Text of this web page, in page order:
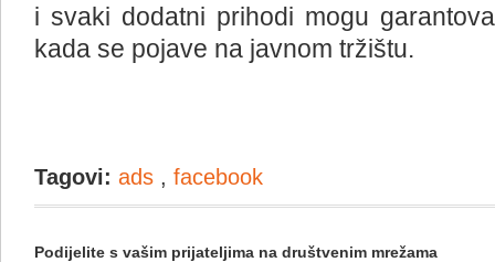
i svaki dodatni prihodi mogu
kada se pojave na javnom tržištu.
Tagovi: ads , facebook
Podijelite s vašim prijateljima na društvenim mrežama